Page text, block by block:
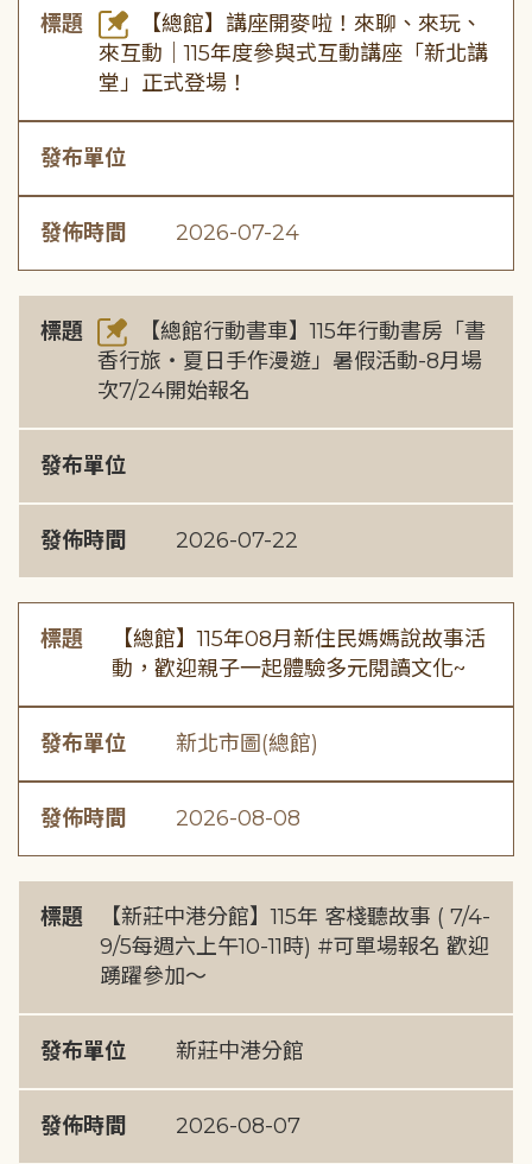
標題
【總館】講座開麥啦！來聊、來玩、
來互動｜115年度參與式互動講座「新北講
堂」正式登場！
發布單位
發佈時間 2026-07-24
標題
【總館行動書車】115年行動書房「書
香行旅・夏日手作漫遊」暑假活動-8月場
次7/24開始報名
發布單位
發佈時間 2026-07-22
標題
【總館】115年08月新住民媽媽說故事活
動，歡迎親子一起體驗多元閱讀文化~
發布單位 新北市圖(總館)
發佈時間 2026-08-08
標題
【新莊中港分館】115年 客棧聽故事 ( 7/4-
9/5每週六上午10-11時) #可單場報名 歡迎
踴躍參加～
發布單位 新莊中港分館
發佈時間 2026-08-07